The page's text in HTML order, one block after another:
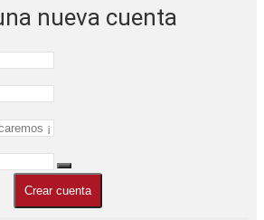
nueva cuenta
Crear cuenta